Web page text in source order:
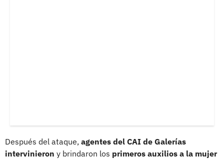
Después del ataque, agentes del CAI de Galerías
intervinieron y brindaron los primeros auxilios a la mujer